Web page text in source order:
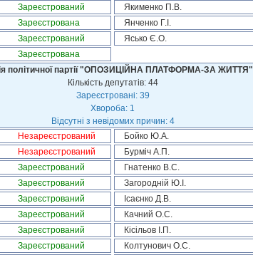
Зареєстрований Якименко П.В.
Зареєстрована Янченко Г.І.
Зареєстрований Ясько Є.О.
Зареєстрована
політичної партії "ОПОЗИЦІЙНА ПЛАТФОРМА-ЗА ЖИТТЯ"
Кількість депутатів: 44
Зареєстровані: 39
Хвороба: 1
Відсутні з невідомих причин: 4
Незареєстрований Бойко Ю.А.
Незареєстрований Бурміч А.П.
Зареєстрований Гнатенко В.С.
Зареєстрований Загородній Ю.І.
Зареєстрований Ісаєнко Д.В.
Зареєстрований Качний О.С.
Зареєстрований Кісільов І.П.
Зареєстрований Колтунович О.С.